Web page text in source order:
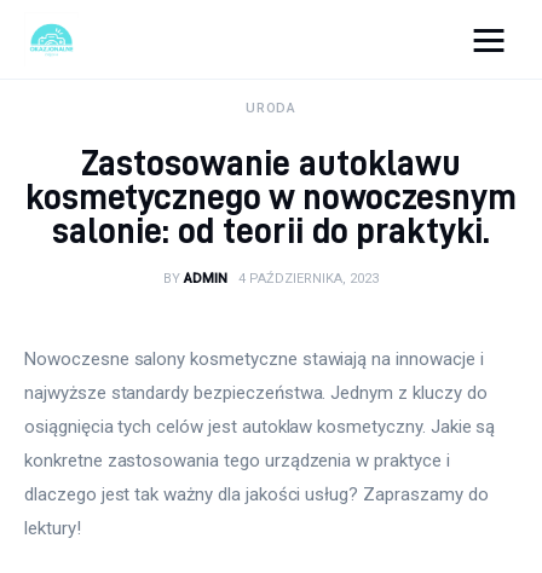
Turystyka
Lifestyle
Dom i ogród
Zdrowie
Więcej
URODA
Zastosowanie autoklawu
kosmetycznego w nowoczesnym
salonie: od teorii do praktyki.
BY ADMIN 4 PAŹDZIERNIKA, 2023
Nowoczesne salony kosmetyczne stawiają na innowacje i
najwyższe standardy bezpieczeństwa. Jednym z kluczy do
osiągnięcia tych celów jest autoklaw kosmetyczny. Jakie są
konkretne zastosowania tego urządzenia w praktyce i
dlaczego jest tak ważny dla jakości usług? Zapraszamy do
lektury!